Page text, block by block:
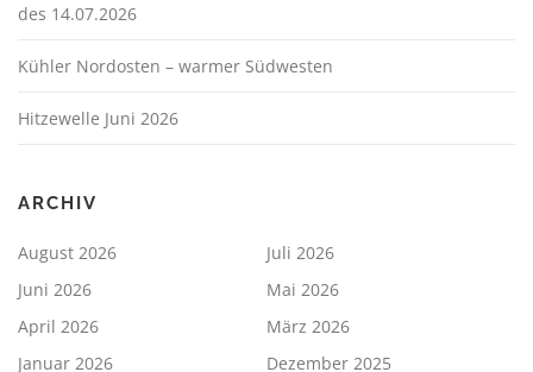
des 14.07.2026
Kühler Nordosten – warmer Südwesten
Hitzewelle Juni 2026
ARCHIV
August 2026
Juli 2026
Juni 2026
Mai 2026
April 2026
März 2026
Januar 2026
Dezember 2025